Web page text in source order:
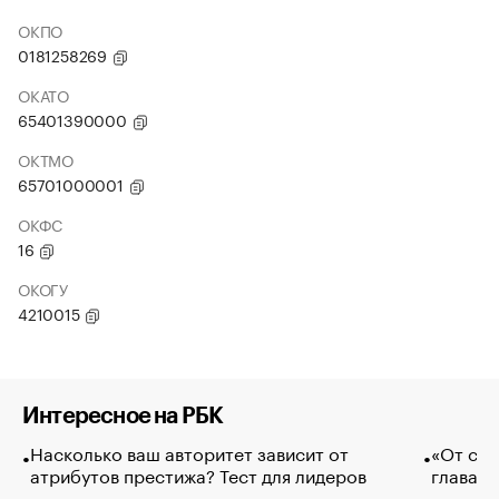
ОКПО
0181258269
ОКАТО
65401390000
ОКТМО
65701000001
ОКФС
16
ОКОГУ
4210015
Интересное на РБК
Насколько ваш авторитет зависит от
атрибутов престижа? Тест для лидеров
«От
глава